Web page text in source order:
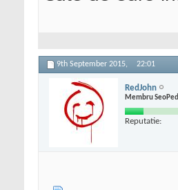
9th September 2015, 22:01
RedJohn
Membru
Reputatie: